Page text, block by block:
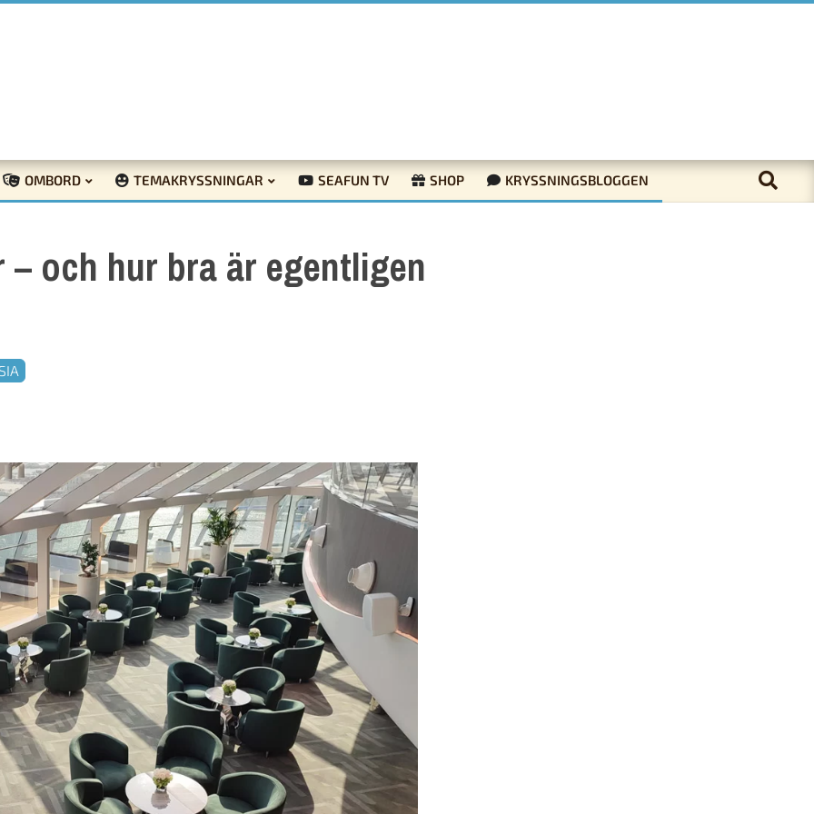
OMBORD TEMAKRYSSNINGAR SEAFUN TV SHOP KRYSSNINGSBLOGGEN
och hur bra är egentligen